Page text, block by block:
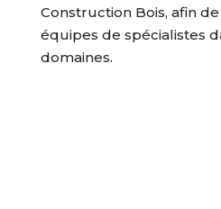
Construction Bois, afin
équipes de spécialistes
domaines.